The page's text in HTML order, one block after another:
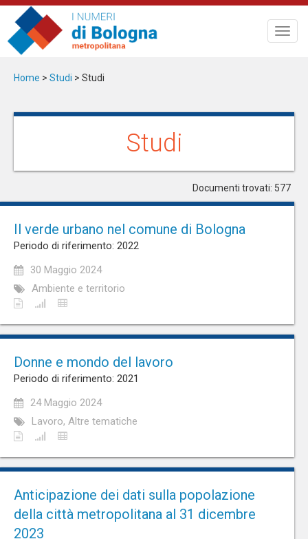
Salta
contenuto
principale
Home > Studi > Studi
Studi
Documenti trovati: 577
Il verde urbano nel comune di Bologna
Periodo di riferimento: 2022
30 Maggio 2024
Ambiente e territorio
Donne e mondo del lavoro
Periodo di riferimento: 2021
24 Maggio 2024
Lavoro, Altre tematiche
Anticipazione dei dati sulla popolazione
della città metropolitana al 31 dicembre
2023